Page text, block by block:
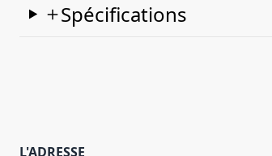
Spécifications
L'ADRESSE